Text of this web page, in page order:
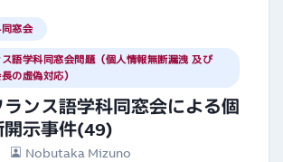
窓会
語学科同窓会問題（個人情報無断漏洩 及び
の虚偽対応）
ンス語学科同窓会による個
開示事件(49)
Nobutaka Mizuno